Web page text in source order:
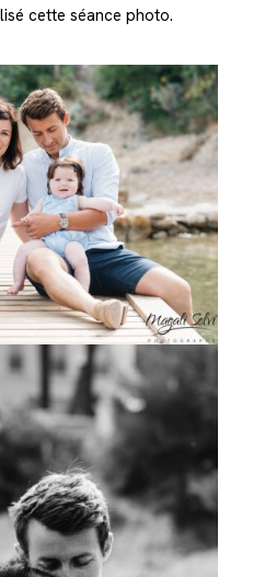
cette séance photo.